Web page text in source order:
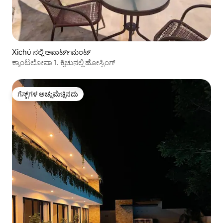
Xichú ನಲ್ಲಿ ಅಪಾರ್ಟ್‌ಮಂಟ್
ಕ್ಯಾಂಟಲೋವಾ 1. ಕ್ಸಿಚುನಲ್ಲಿ ಹೋಸ್ಟಿಂಗ್
ಗೆಸ್ಟ್‌ಗಳ ಅಚ್ಚುಮೆಚ್ಚಿನದು
ಗೆಸ್ಟ್‌ಗಳ ಅಚ್ಚುಮೆಚ್ಚಿನದು